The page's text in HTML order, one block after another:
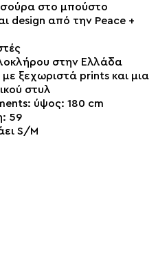
στο μπούστο
design από την Peace +
στην Ελλάδα
ξεχωριστά prints και μια
στυλ
ύψος: 180 cm
59
S/M